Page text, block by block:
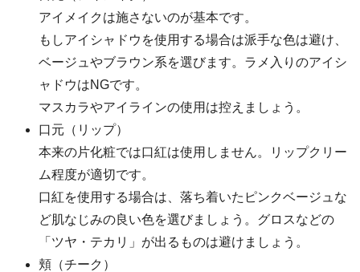
アイメイクは施さないのが基本です。
もしアイシャドウを使用する場合は派手な色は避け、
ベージュやブラウン系を選びます。ラメ入りのアイシ
ャドウはNGです。
マスカラやアイラインの使用は控えましょう。
口元（リップ）
本来の片化粧では口紅は使用しません。リップクリー
ム程度が適切です。
口紅を使用する場合は、落ち着いたピンクベージュな
ど肌なじみの良い色を選びましょう。グロスなどの
「ツヤ・テカリ」が出るものは避けましょう。
頬（チーク）